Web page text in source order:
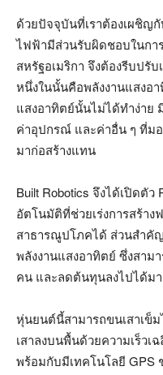
ด้วยปัจจุบันที่เราต้องเผชิญ
ไฟฟ้ามีส่วนรับผิดชอบในกา
สหรัฐอเมริกา จึงต้องรีบปรั
หนึ่งในนั้นคือพลังงานแสงอ
แสงอาทิตย์นั้นไม่ได้ทำง่าย
ค่าอุปกรณ์ และค่าอื่น ๆ ที่ม
มาก่อสร้างแทน
Built Robotics จึงได้เปิดตั
อัตโนมัติที่ช่วยเร่งการสร้า
สาธารณูปโภคได้ ส่วนสำคั
พลังงานแสงอาทิตย์ ซึ่งสาม
คน และลดต้นทุนลงไปได้ม
หุ่นยนต์นี้สามารถขนเสาเข็
เสาลงบนพื้นด้วยความเร็วเฉ
พร้อมกับมีเทคโนโลยี GPS